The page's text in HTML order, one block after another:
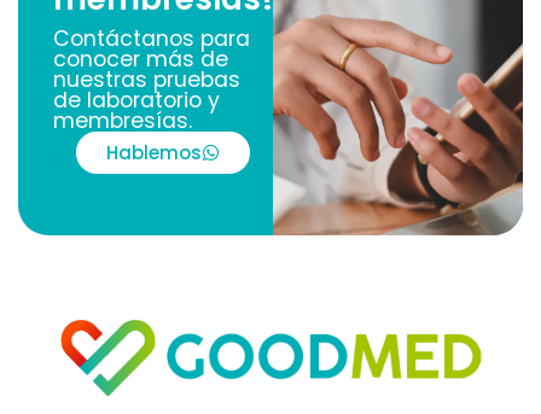
Contáctanos para
conocer más de
nuestras pruebas
de laboratorio y
membresías.
Hablemos